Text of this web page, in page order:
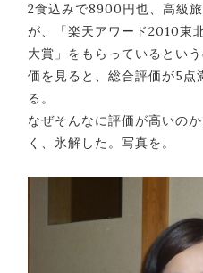
2食込みで8900円也、高級
が、「楽天アワード2010東
大賞」をもらっているとい
価を見ると、総合評価が5点
る。
なぜそんなに評価が高いの
く、氷解した。写真を。